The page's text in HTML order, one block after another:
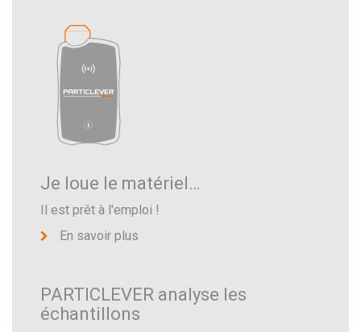
Je loue le matériel…
Il est prêt à l'emploi !
En savoir plus
PARTICLEVER analyse les
échantillons